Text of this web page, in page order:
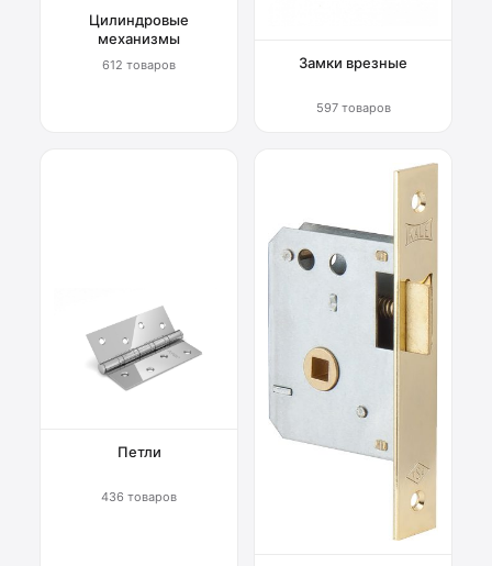
Цилиндровые
механизмы
612 товаров Замки врезные
597 товаров
Петли
436 товаров